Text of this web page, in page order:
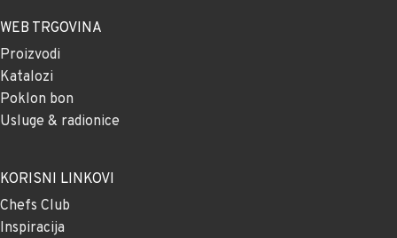
WEB TRGOVINA
Proizvodi
Katalozi
Poklon bon
Usluge & radionice
KORISNI LINKOVI
Chefs Club
Inspiracija